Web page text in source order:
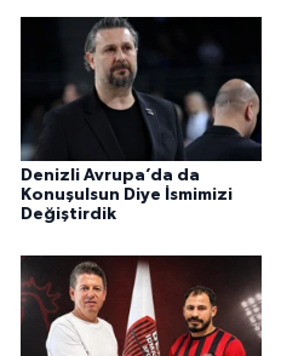
Denizli Avrupa’da da
Konuşulsun Diye İsmimizi
Değiştirdik